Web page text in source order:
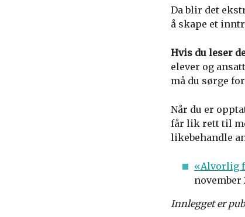
Da blir det
å skape et
Hvis du leser
elever og
må du sørge
Når du er
får lik rett til
likebehandle
«Alvorlig
november
Innlegget er